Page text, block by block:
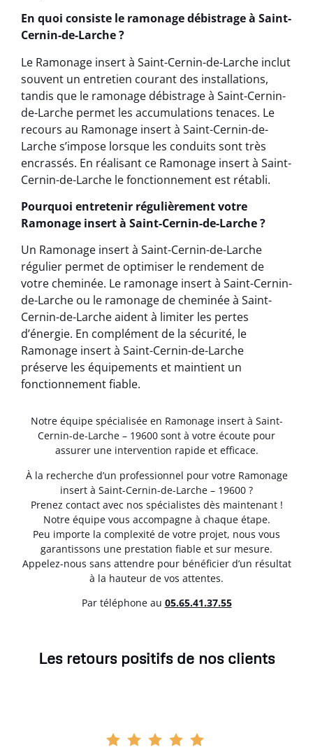
En quoi consiste le ramonage débistrage à Saint-
Cernin-de-Larche ?
Le Ramonage insert à Saint-Cernin-de-Larche inclut
souvent un entretien courant des installations,
tandis que le ramonage débistrage à Saint-Cernin-
de-Larche permet les accumulations tenaces. Le
recours au Ramonage insert à Saint-Cernin-de-
Larche s’impose lorsque les conduits sont très
encrassés. En réalisant ce Ramonage insert à Saint-
Cernin-de-Larche le fonctionnement est rétabli.
Pourquoi entretenir régulièrement votre
Ramonage insert à Saint-Cernin-de-Larche ?
Un Ramonage insert à Saint-Cernin-de-Larche
régulier permet de optimiser le rendement de
votre cheminée. Le ramonage insert à Saint-Cernin-
de-Larche ou le ramonage de cheminée à Saint-
Cernin-de-Larche aident à limiter les pertes
d’énergie. En complément de la sécurité, le
Ramonage insert à Saint-Cernin-de-Larche
préserve les équipements et maintient un
fonctionnement fiable.
Notre équipe spécialisée en Ramonage insert à Saint-
Cernin-de-Larche – 19600 sont à votre écoute pour
assurer une intervention rapide et efficace.
À la recherche d’un professionnel pour votre Ramonage
insert à Saint-Cernin-de-Larche – 19600 ?
Prenez contact avec nos spécialistes dès maintenant !
Notre équipe vous accompagne à chaque étape.
Peu importe la complexité de votre projet, nous vous
garantissons une prestation fiable et sur mesure.
Appelez-nous sans attendre pour bénéficier d’un résultat
à la hauteur de vos attentes.
Par téléphone au 05.65.41.37.55
Les retours positifs de nos clients